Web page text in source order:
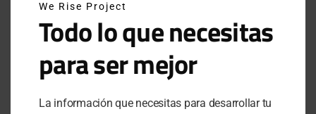
We Rise Project
Todo lo que necesitas
para ser mejor
La información que necesitas para desarrollar tu